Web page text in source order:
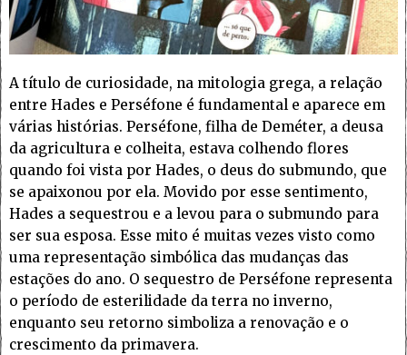
A título de curiosidade, na mitologia grega, a relação
entre Hades e Perséfone é fundamental e aparece em
várias histórias. Perséfone, filha de Deméter, a deusa
da agricultura e colheita, estava colhendo flores
quando foi vista por Hades, o deus do submundo, que
se apaixonou por ela. Movido por esse sentimento,
Hades a sequestrou e a levou para o submundo para
ser sua esposa. Esse mito é muitas vezes visto como
uma representação simbólica das mudanças das
estações do ano. O sequestro de Perséfone representa
o período de esterilidade da terra no inverno,
enquanto seu retorno simboliza a renovação e o
crescimento da primavera.